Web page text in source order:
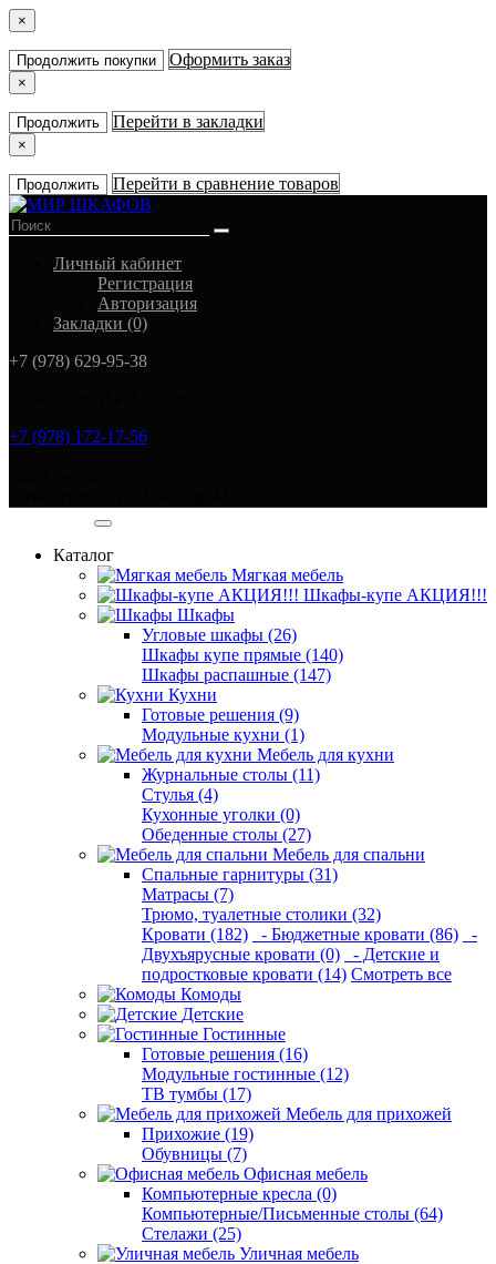
×
Продолжить покупки Оформить заказ
×
Продолжить Перейти в закладки
×
Продолжить Перейти в сравнение товаров
Личный кабинет
Регистрация
Авторизация
Закладки (0)
+7 (978) 629-95-38
+7 (978) 172-17-56
Каталог
Мягкая мебель
Шкафы-купе АКЦИЯ!!!
Шкафы
Угловые шкафы (26)
Шкафы купе прямые (140)
Шкафы распашные (147)
Кухни
Готовые решения (9)
Модульные кухни (1)
Мебель для кухни
Журнальные столы (11)
Стулья (4)
Кухонные уголки (0)
Обеденные столы (27)
Мебель для спальни
Спальные гарнитуры (31)
Матрасы (7)
Трюмо, туалетные столики (32)
Кровати (182)
- Бюджетные кровати (86)
-
Двухъярусные кровати (0)
- Детские и
подростковые кровати (14) Смотреть все
Комоды
Детские
Гостинные
Готовые решения (16)
Модульные гостинные (12)
ТВ тумбы (17)
Мебель для прихожей
Прихожие (19)
Обувницы (7)
Офисная мебель
Компьютерные кресла (0)
Компьютерные/Письменные столы (64)
Стелажи (25)
Уличная мебель